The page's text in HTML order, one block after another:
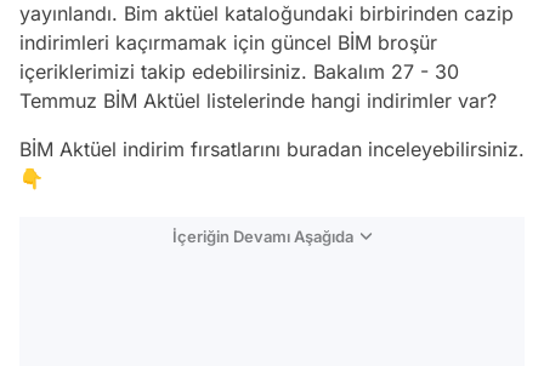
yayınlandı. Bim aktüel kataloğundaki birbirinden cazip
indirimleri kaçırmamak için güncel BİM broşür
içeriklerimizi takip edebilirsiniz. Bakalım 27 - 30
Temmuz BİM Aktüel listelerinde hangi indirimler var?
BİM Aktüel indirim fırsatlarını buradan inceleyebilirsiniz.
👇
İçeriğin Devamı Aşağıda